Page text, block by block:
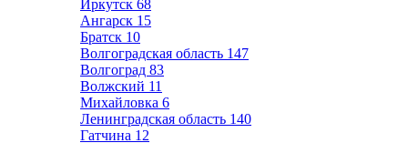
Иркутск 68
Ангарск 15
Братск 10
Волгоградская область 147
Волгоград 83
Волжский 11
Михайловка 6
Ленинградская область 140
Гатчина 12